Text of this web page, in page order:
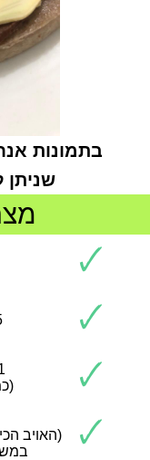
בתמונות אנחנו רואים
שניתן
🗸
🗸
🗸
81
🗸
(האויב